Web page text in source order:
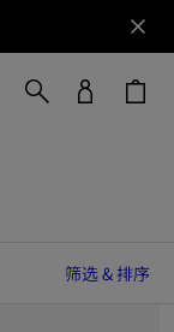
筛选 & 排序